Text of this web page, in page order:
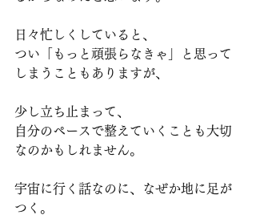
日々忙しくしていると、
つい「もっと頑張らなきゃ」と思って
しまうこともありますが、
少し立ち止まって、
自分のペースで整えていくことも大切
なのかもしれません。
宇宙に行く話なのに、なぜか地に足が
つく。